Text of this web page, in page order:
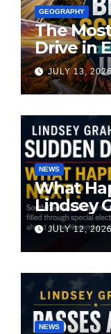
GEOGRAPHY
The
Drive in
JULY 13,
NEWS
What
Lindsey
South
Faces
JULY 12,
NEWS